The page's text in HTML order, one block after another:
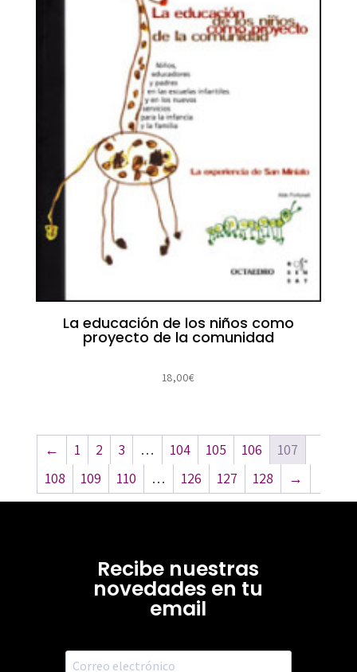
La educación de los niños como
proyecto de la comunidad
18,00€
← 1 2 3 … 104 105 106
107
108
109 110 … 126 127 128 →
Recibe nuestras
novedades en tu
email